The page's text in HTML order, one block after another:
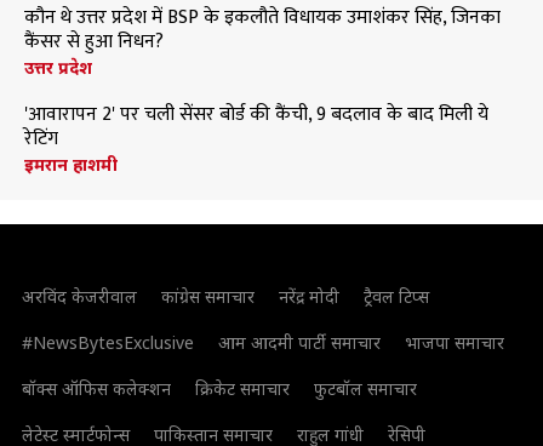
कौन थे उत्तर प्रदेश में BSP के इकलौते विधायक उमाशंकर सिंह, जिनका
कैंसर से हुआ निधन?
उत्तर प्रदेश
'आवारापन 2' पर चली सेंसर बोर्ड की कैंची, 9 बदलाव के बाद मिली ये
रेटिंग
इमरान हाशमी
अरविंद केजरीवाल कांग्रेस समाचार नरेंद्र मोदी
ट्रैवल टिप्स
#NewsBytesExclusive
आम आदमी पार्टी समाचार
भाजपा समाचार
बॉक्स ऑफिस कलेक्शन
क्रिकेट समाचार
फुटबॉल समाचार
लेटेस्ट स्मार्टफोन्स
पाकिस्तान समाचार राहुल गांधी रेसिपी